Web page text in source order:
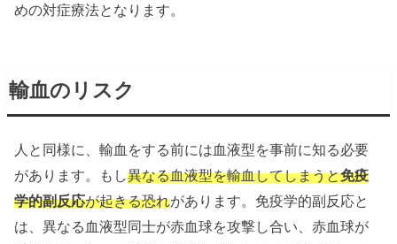
めの対症療法となります。
輸血のリスク
人と同様に、輸血をする前には血液型を事前に知る必要
があります。もし異なる血液型を輸血してしまうと免疫
学的副反応が起きる恐れがあります。免疫学的副反応と
は、異なる血液型同士が赤血球を攻撃し合い、赤血球が